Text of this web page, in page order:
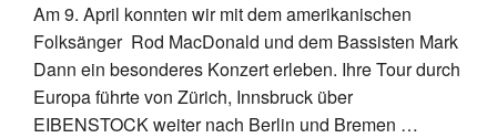
Am 9. April konnten wir mit dem amerikanischen
Folksänger Rod MacDonald und dem Bassisten Mark
Dann ein besonderes Konzert erleben. Ihre Tour durch
Europa führte von Zürich, Innsbruck über
EIBENSTOCK weiter nach Berlin und Bremen …